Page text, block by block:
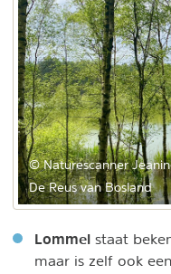
© Naturescanner
De Reus van Bosland
Lommel staat
maar is zelf ook